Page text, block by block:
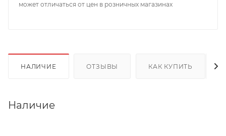
может отличаться от цен в розничных магазинах
НАЛИЧИЕ ОТЗЫВЫ КАК КУПИТЬ
Наличие